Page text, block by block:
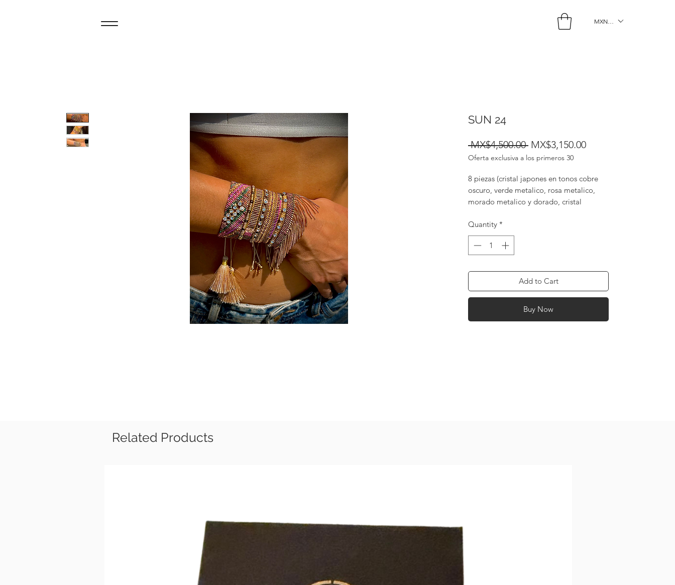
MXN ($)
SUN 24
MX$4,500.00 Regular
Price
MX$3,150.00Sale
Oferta exclusiva a los primeros 30
8 piezas (cristal japones en tonos cobre
oscuro, verde metalico, rosa metalico,
morado metalico y dorado, cristal
metalicas chapadas en oro de 18k).
Quantity *
Add to Cart
Buy Now
Related Products